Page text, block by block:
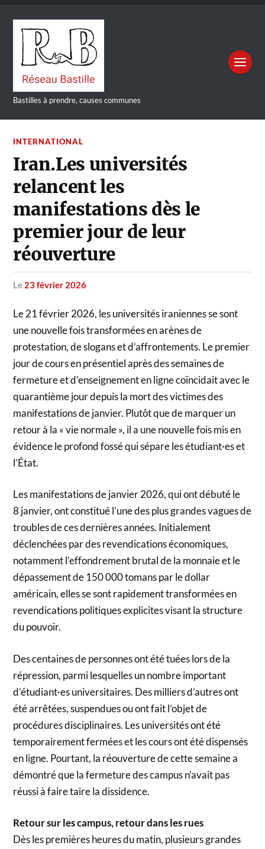
Bastilles à prendre, causes communes
INTERNATIONAL
Iran.Les universités
relancent les
manifestations dès le
premier jour de leur
réouverture
le 23 février 2026
Le 21 février 2026, les universités iraniennes se sont
une nouvelle fois transformées en arènes de
protestation, de slogans et d’affrontements. Le premier
jour de cours en présentiel après des semaines de
fermeture et d’enseignement en ligne coïncidait avec le
quarantième jour depuis la mort des victimes des
manifestations de janvier. Plutôt que de marquer un
retour à la « vie normale », il a une nouvelle fois mis en
évidence le profond fossé qui sépare les étudiant·es et
l’État.
Les manifestations de janvier 2026, qui ont débuté le
8 janvier, ont constitué l’une des plus grandes vagues de
troubles de ces dernières années. Initialement
déclenchées par des revendications économiques,
notamment l’effondrement brutal de la monnaie et le
dépassement de 150 000 tomans par le dollar
américain, elles se sont rapidement transformées en
revendications politiques explicites visant la structure
du pouvoir.
Des centaines de personnes ont été tuées lors de la
répression, parmi lesquelles un nombre important
d’étudiant·es universitaires. Des milliers d’autres ont
été arrêtées, suspendues ou ont fait l’objet de
procédures disciplinaires. Les universités ont été
temporairement fermées et les cours ont été dispensés
en ligne. Pourtant, la réouverture de cette semaine a
démontré que la fermeture des campus n’avait pas
réussi à faire taire la dissidence.
Retour sur les campus, retour dans les rues
Dès les premières heures du matin, plusieurs grandes